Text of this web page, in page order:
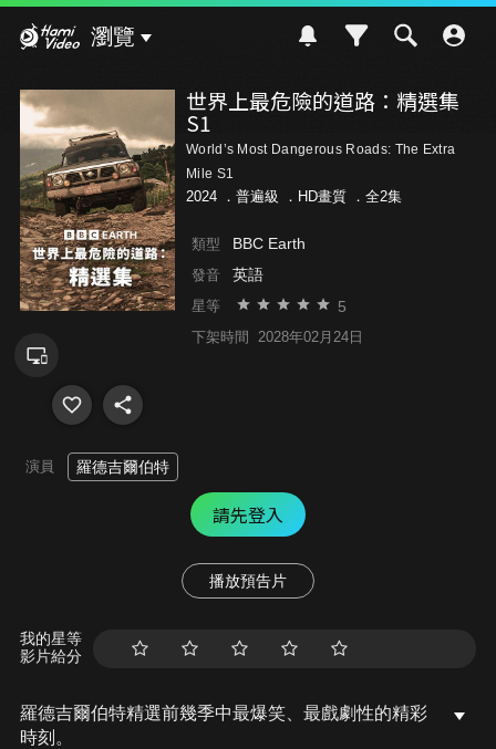
瀏覽
世界上最危險的道路：精選集
S1
World’s Most Dangerous Roads: The Extra
Mile S1
2024 ． 普遍級 ．HD畫質 ．全2集
類型 BBC Earth
發音 英語
星等 5
下架時間 2028年02月24日
演員 羅德吉爾伯特
請先登入
播放預告片
我的星等
影片給分
羅德吉爾伯特精選前幾季中最爆笑、最戲劇性的精彩
時刻。